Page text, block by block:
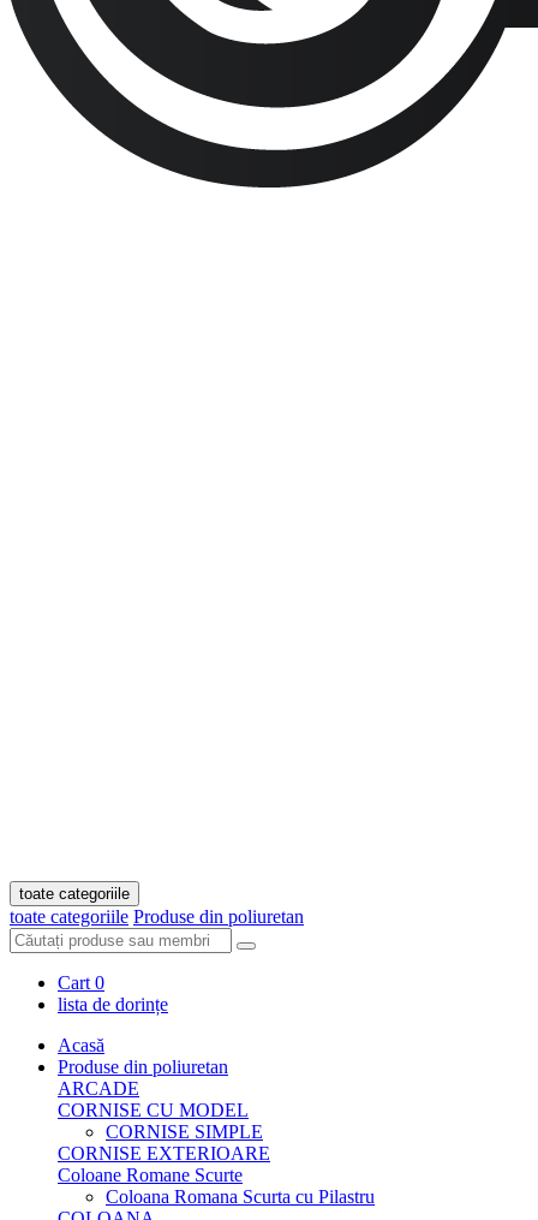
toate categoriile
toate categoriile Produse din poliuretan
Cart 0
lista de dorințe
Acasă
Produse din poliuretan
ARCADE
CORNISE CU MODEL
CORNISE SIMPLE
CORNISE EXTERIOARE
Coloane Romane Scurte
Coloana Romana Scurta cu Pilastru